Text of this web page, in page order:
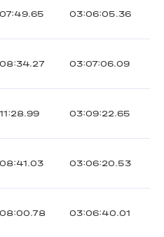
03:06:05.36
03:07:06.09
03:09:22.65
03:06:20.53
03:06:40.01